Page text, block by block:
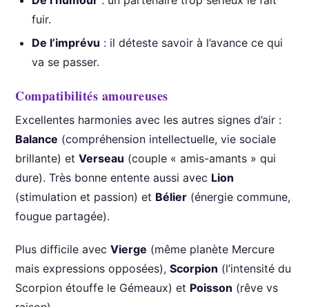
fuir.
De l’imprévu : il déteste savoir à l’avance ce qui
va se passer.
Compatibilités amoureuses
Excellentes harmonies avec les autres signes d’air :
Balance (compréhension intellectuelle, vie sociale
brillante) et Verseau (couple « amis-amants » qui
dure). Très bonne entente aussi avec Lion
(stimulation et passion) et Bélier (énergie commune,
fougue partagée).
Plus difficile avec Vierge (même planète Mercure
mais expressions opposées), Scorpion (l’intensité du
Scorpion étouffe le Gémeaux) et Poisson (rêve vs